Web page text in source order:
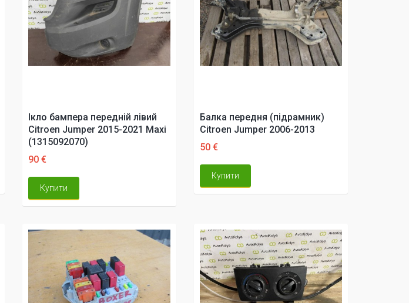
Ікло бампера передній лівий
Citroen Jumper 2015-2021 Maxi
(1315092070)
90 €
Купити
Балка передня (підрамник)
Citroen Jumper 2006-2013
50 €
Купити